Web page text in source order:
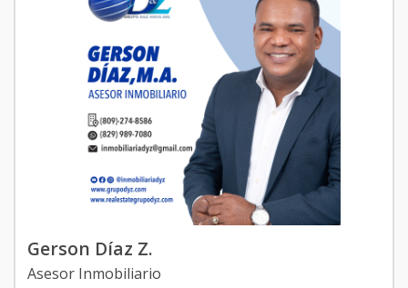
Gerson Díaz Z.
Asesor Inmobiliario